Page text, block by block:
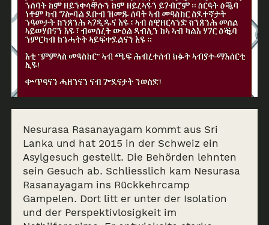
Nesurasa Rasanayagam kommt aus Sri
Lanka und hat 2015 in der Schweiz ein
Asylgesuch gestellt. Die Behörden lehnten
sein Gesuch ab. Schliesslich kam Nesurasa
Rasanayagam ins Rückkehrcamp
Gampelen. Dort litt er unter der Isolation
und der Perspektivlosigkeit im